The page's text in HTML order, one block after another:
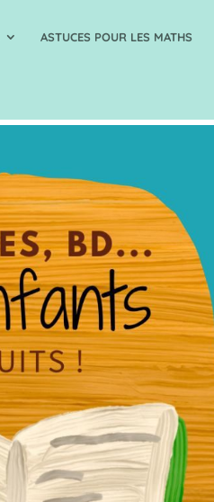
ASTUCES POUR LES MATHS